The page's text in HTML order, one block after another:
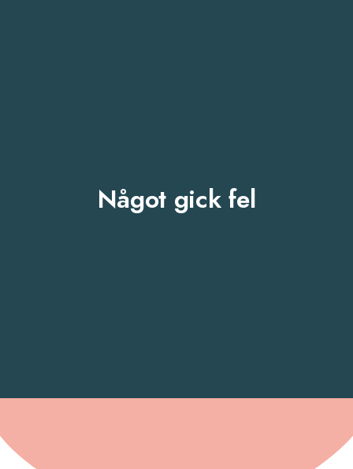
Något gick fel